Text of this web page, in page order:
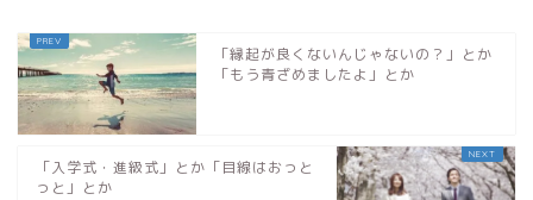
「縁起が良くないんじゃないの？」とか
「もう青ざめましたよ」とか
「入学式・進級式」とか「目線はおっと
っと」とか